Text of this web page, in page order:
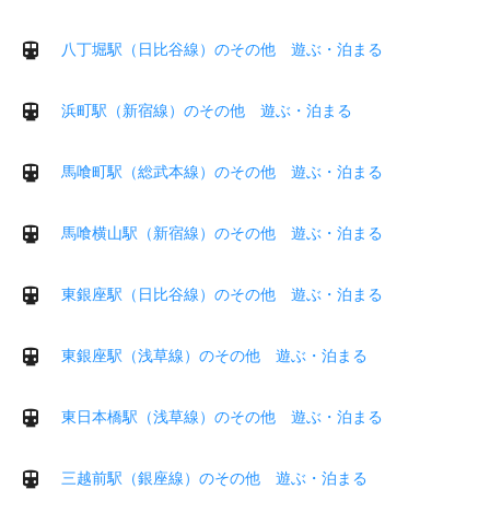
八丁堀駅（日比谷線）のその他 遊ぶ・泊まる
浜町駅（新宿線）のその他 遊ぶ・泊まる
馬喰町駅（総武本線）のその他 遊ぶ・泊まる
馬喰横山駅（新宿線）のその他 遊ぶ・泊まる
東銀座駅（日比谷線）のその他 遊ぶ・泊まる
東銀座駅（浅草線）のその他 遊ぶ・泊まる
東日本橋駅（浅草線）のその他 遊ぶ・泊まる
三越前駅（銀座線）のその他 遊ぶ・泊まる